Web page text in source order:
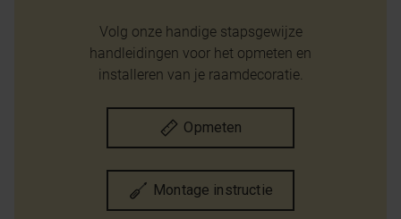
Volg onze handige stapsgewijze
handleidingen voor het opmeten en
installeren van je raamdecoratie.
Opmeten
Montage instructie